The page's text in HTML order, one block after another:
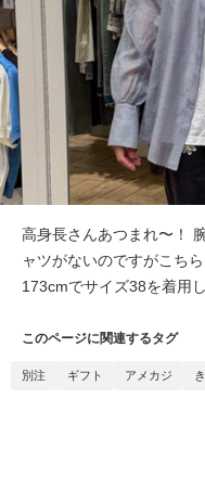
高身長さんあつまれ〜！
ャツがないのですがこち
173cmでサイズ38を着用
このページに関連するタグ
別注 ギフト アメカジ